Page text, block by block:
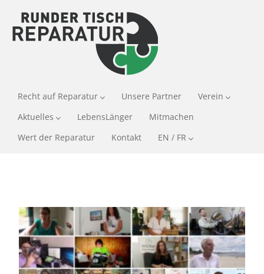
Recht auf Reparatur Unsere Partner
Verein
Aktuelles
LebensLänger
Mitmachen
Wert der Reparatur
Kontakt EN / FR